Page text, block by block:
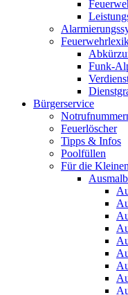
Funk-
Bürgerservice
Feuerlöscher
Tipps & Infos
Poolfüllen
Für die Kleinen